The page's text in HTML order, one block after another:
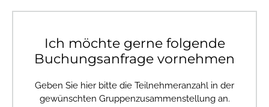
Ich möchte gerne folgende
Buchungsanfrage vornehmen
Geben Sie hier bitte die Teilnehmeranzahl in der
gewünschten Gruppenzusammenstellung an.